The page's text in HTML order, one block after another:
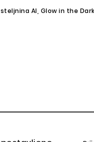
AI, Glow in the Dark